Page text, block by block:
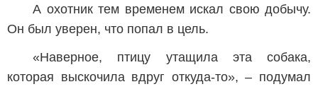
А охотник тем временем искал свою добычу.
Он был уверен, что попал в цель.
«Наверное, птицу утащила эта собака,
которая выскочила вдруг откуда-то», – подумал